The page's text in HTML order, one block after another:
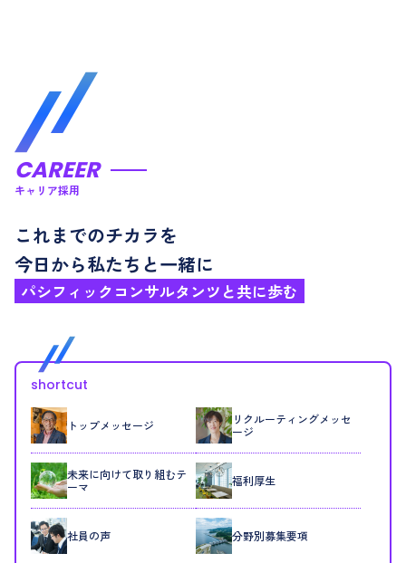
CAREER
キャリア採用
これまでのチカラを
今日から私たちと一緒に
パシフィックコンサルタンツと共に歩む
ショートカット
shortcut
トップメッセージ
リクルーティングメッセ
ージ
未来に向けて取り組むテ
ーマ
福利厚生
社員の声 分野別募集要項